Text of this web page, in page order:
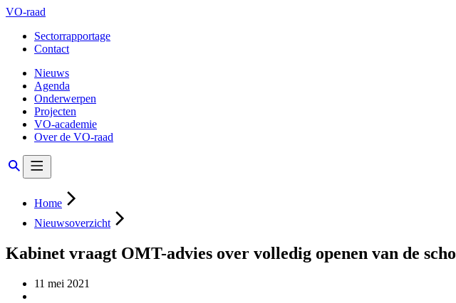
VO-raad
Sectorrapportage
Contact
Nieuws
Agenda
Onderwerpen
Projecten
VO-academie
Over de VO-raad
Home
Nieuwsoverzicht
Kabinet vraagt OMT-advies over volledig openen van de
11 mei 2021